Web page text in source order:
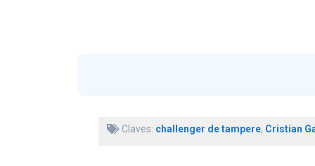
Claves: challenger de tampere, Cristian